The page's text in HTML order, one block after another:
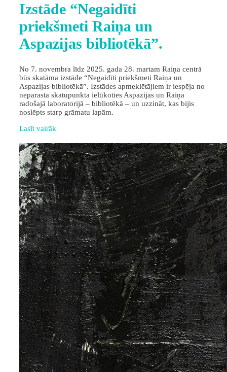
Izstāde “Negaidīti
priekšmeti Raiņa un
Aspazijas bibliotēkā”.
No 7. novembra līdz 2025. gada 28. martam Raiņa centrā
būs skatāma izstāde “Negaidīti priekšmeti Raiņa un
Aspazijas bibliotēkā”. Izstādes apmeklētājiem ir iespēja no
neparasta skatupunkta ielūkoties Aspazijas un Raiņa
radošajā laboratorijā – bibliotēkā – un uzzināt, kas bijis
noslēpts starp grāmatu lapām.
Lasīt vairāk